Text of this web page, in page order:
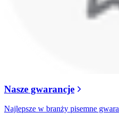
Nasze gwarancje
Najlepsze w branży pisemne